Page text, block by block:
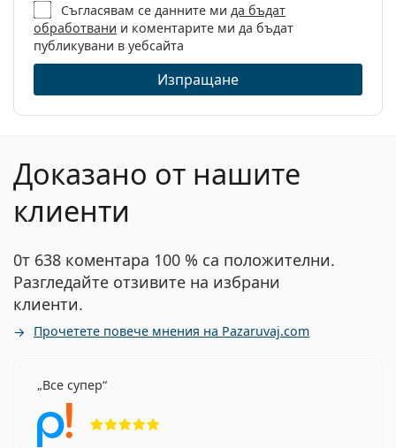
Съгласявам се данните ми да бъдат
обработвани и коментарите ми да бъдат
публикувани в уебсайта
Изпращане
Доказано от нашите
клиенти
0т 638 коментара 100 % са положителни.
Разгледайте отзивите на избрани
клиенти.
Прочетете повече мнения на Pazaruvaj.com
Все супер